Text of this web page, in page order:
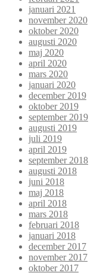
januari 2021
november 2020
oktober 2020
augusti 2020
maj 2020
april 2020
mars 2020
januari 2020
december 2019
oktober 2019
september 2019
augusti 2019
juli 2019
april 2019
september 2018
augusti 2018
juni 2018
maj 2018
april 2018
mars 2018
februari 2018
januari 2018
december 2017
november 2017
oktober 2017